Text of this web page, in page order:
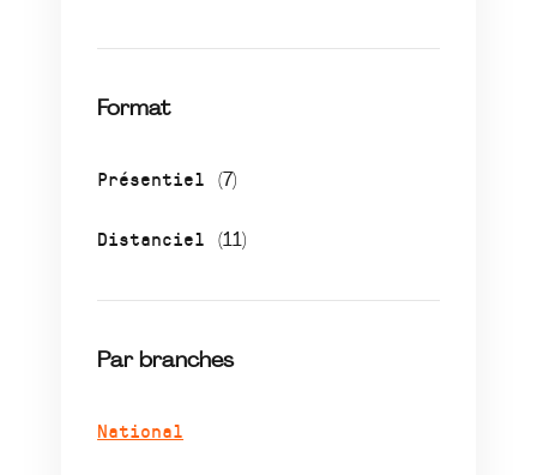
Format
Présentiel (7)
Distanciel (11)
Par branches
National